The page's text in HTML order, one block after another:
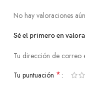
No hay valoraciones
Sé el primero en
Tu dirección de correo
Tu puntuación *